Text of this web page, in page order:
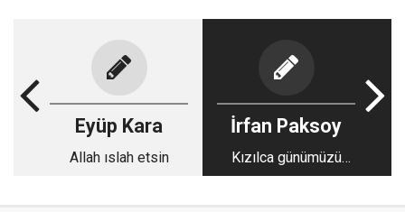
Eyüp Kara
Allah ıslah etsin
İrfan Paksoy
Kızılca günümüzü
aydınlattınız